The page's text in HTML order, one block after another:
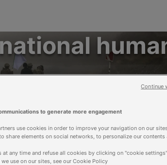
to generate more engagement
use cookies in order to improve your navigation on our
share elements on social networks, to personalize our contents
at any time and refuse all cookies by clicking on "cookie
use on our sites, see our Cookie Policy
Continue